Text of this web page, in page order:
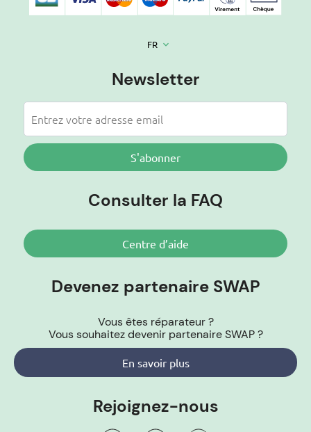
FR keyboard_arrow_down
Newsletter
S'abonner
Consulter la FAQ
Centre d’aide
Devenez partenaire SWAP
Vous êtes réparateur ?
Vous souhaitez devenir partenaire SWAP ?
En savoir plus
Rejoignez-nous